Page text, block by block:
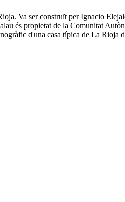
Va ser construït per Ignacio
és propietat de la Comunitat
d'una casa típica de La